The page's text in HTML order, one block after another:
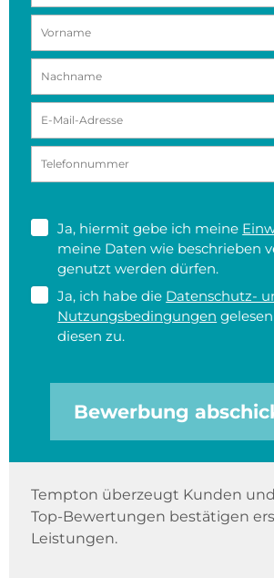
Ja, hiermit gebe ich meine
meine Daten wie beschrieben
genutzt werden dürfen.
Ja, ich habe die Datenschutz-
Nutzungsbedingungen
diesen zu.
Bewerbung
Tempton überzeugt Kunden
Top-Bewertungen bestätigen
Leistungen.